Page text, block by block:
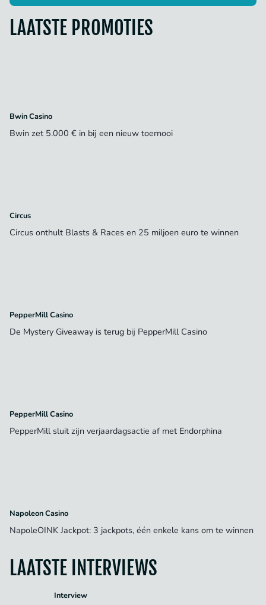
LAATSTE PROMOTIES
Bwin Casino
Bwin zet 5.000 € in bij een nieuw toernooi
Circus
Circus onthult Blasts & Races en 25 miljoen euro te winnen
PepperMill Casino
De Mystery Giveaway is terug bij PepperMill Casino
PepperMill Casino
PepperMill sluit zijn verjaardagsactie af met Endorphina
Napoleon Casino
NapoleOINK Jackpot: 3 jackpots, één enkele kans om te winnen
LAATSTE INTERVIEWS
Interview